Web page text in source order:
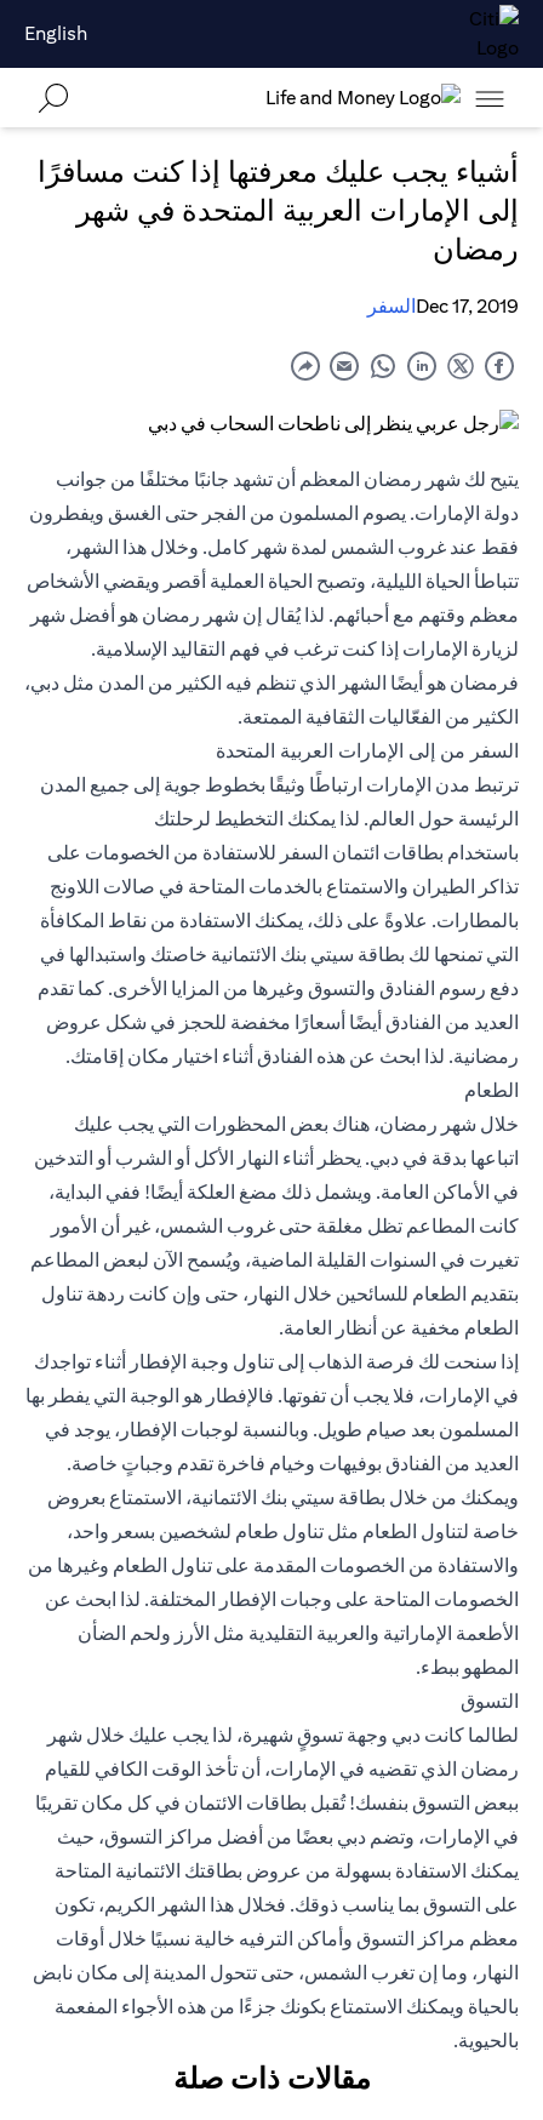
English
أشياء يجب عليك معرفتها إذا كنت مسافرًا
إلى الإمارات العربية المتحدة في شهر
رمضان
Dec 17, 2019السفر
يتيح لك شهر رمضان المعظم أن تشهد جانبًا مختلفًا من جوانب
دولة الإمارات. يصوم المسلمون من الفجر حتى الغسق ويفطرون
فقط عند غروب الشمس لمدة شهر كامل. وخلال هذا الشهر،
تتباطأ الحياة الليلية، وتصبح الحياة العملية أقصر ويقضي الأشخاص
معظم وقتهم مع أحبائهم. لذا يُقال إن شهر رمضان هو أفضل شهر
لزيارة الإمارات إذا كنت ترغب في فهم التقاليد الإسلامية.
فرمضان هو أيضًا الشهر الذي تنظم فيه الكثير من المدن مثل دبي،
الكثير من الفعّاليات الثقافية الممتعة.
السفر من إلى الإمارات العربية المتحدة
ترتبط مدن الإمارات ارتباطًا وثيقًا بخطوط جوية إلى جميع المدن
الرئيسة حول العالم. لذا يمكنك التخطيط لرحلتك
باستخدام بطاقات ائتمان السفر للاستفادة من الخصومات على
تذاكر الطيران والاستمتاع بالخدمات المتاحة في صالات اللاونج
بالمطارات. علاوةً على ذلك، يمكنك الاستفادة من نقاط المكافأة
التي تمنحها لك بطاقة سيتي بنك الائتمانية خاصتك واستبدالها في
دفع رسوم الفنادق والتسوق وغيرها من المزايا الأخرى. كما تقدم
العديد من الفنادق أيضًا أسعارًا مخفضة للحجز في شكل عروض
رمضانية. لذا ابحث عن هذه الفنادق أثناء اختيار مكان إقامتك.
الطعام
خلال شهر رمضان، هناك بعض المحظورات التي يجب عليك
اتباعها بدقة في دبي. يحظر أثناء النهار الأكل أو الشرب أو التدخين
في الأماكن العامة. ويشمل ذلك مضغ العلكة أيضًا! ففي البداية،
كانت المطاعم تظل مغلقة حتى غروب الشمس، غير أن الأمور
تغيرت في السنوات القليلة الماضية، ويُسمح الآن لبعض المطاعم
بتقديم الطعام للسائحين خلال النهار، حتى وإن كانت ردهة تناول
الطعام مخفية عن أنظار العامة.
إذا سنحت لك فرصة الذهاب إلى تناول وجبة الإفطار أثناء تواجدك
في الإمارات، فلا يجب أن تفوتها. فالإفطار هو الوجبة التي يفطر بها
المسلمون بعد صيام طويل. وبالنسبة لوجبات الإفطار، يوجد في
العديد من الفنادق بوفيهات وخيام فاخرة تقدم وجباتٍ خاصة.
ويمكنك من خلال بطاقة سيتي بنك الائتمانية، الاستمتاع بعروض
خاصة لتناول الطعام مثل تناول طعام لشخصين بسعر واحد،
والاستفادة من الخصومات المقدمة على تناول الطعام وغيرها من
الخصومات المتاحة على وجبات الإفطار المختلفة. لذا ابحث عن
الأطعمة الإماراتية والعربية التقليدية مثل الأرز ولحم الضأن
المطهو ببطء.
التسوق
لطالما كانت دبي وجهة تسوقٍ شهيرة، لذا يجب عليك خلال شهر
رمضان الذي تقضيه في الإمارات، أن تأخذ الوقت الكافي للقيام
ببعض التسوق بنفسك! تُقبل بطاقات الائتمان في كل مكان تقريبًا
في الإمارات، وتضم دبي بعضًا من أفضل مراكز التسوق، حيث
يمكنك الاستفادة بسهولة من عروض بطاقتك الائتمانية المتاحة
على التسوق بما يناسب ذوقك. فخلال هذا الشهر الكريم، تكون
معظم مراكز التسوق وأماكن الترفيه خالية نسبيًا خلال أوقات
النهار، وما إن تغرب الشمس، حتى تتحول المدينة إلى مكان نابض
بالحياة ويمكنك الاستمتاع بكونك جزءًا من هذه الأجواء المفعمة
بالحيوية.
مقالات ذات صلة